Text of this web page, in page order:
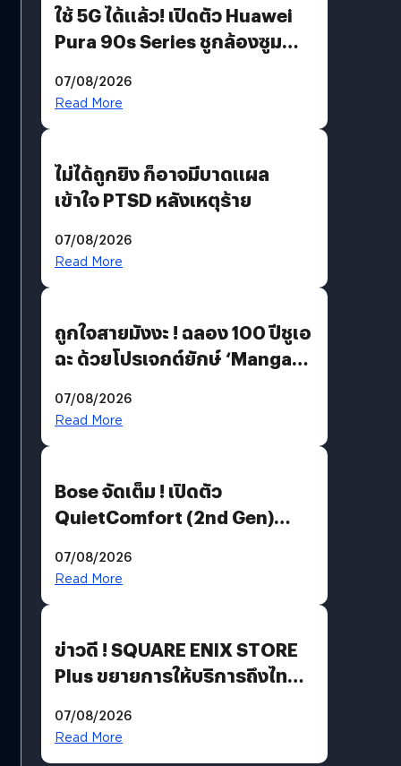
ใช้ 5G ได้แล้ว! เปิดตัว Huawei
Pura 90s Series ชูกล้องซูม
07/08/2026
Read More
ไม่ได้ถูกยิง ก็อาจมีบาดแผล
เข้าใจ PTSD หลังเหตุร้าย
07/08/2026
Read More
ถูกใจสายมังงะ ! ฉลอง 100 ปีชูเอ
ฉะ ด้วยโปรเจกต์ยักษ์ ‘Manga
มีภาษาไทยด้วย
07/08/2026
Read More
Bose จัดเต็ม ! เปิดตัว
QuietComfort (2nd Gen)
07/08/2026
Read More
ข่าวดี ! SQUARE ENIX STORE
Plus ขยายการให้บริการถึงไทย
โดยตรง
07/08/2026
Read More